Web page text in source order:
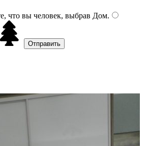
что вы человек, выбрав Дом.